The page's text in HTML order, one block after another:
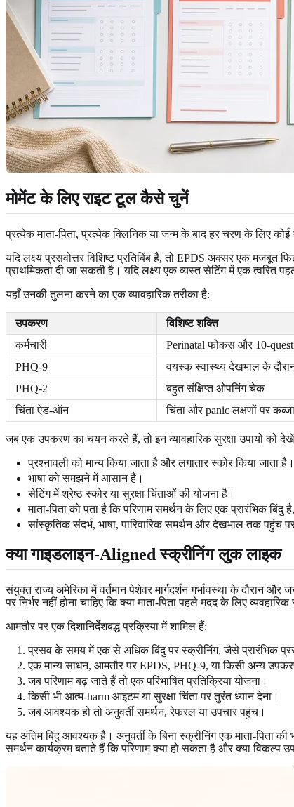
मोमेंट के लिए राइट टूल कैसे चुनें
प्रत्येक माता-पिता, प्रत्येक क्लिनिक या जन्म के बाद हर चरण के लिए
यदि लक्ष्य प्रसवोत्तर विशिष्ट प्रतिबिंब है, तो EPDS अक्सर एक मजबूत
प्राथमिकता दी जा सकती है। यदि लक्ष्य एक व्यस्त सेटिंग में एक
यहाँ उनकी तुलना करने का एक व्यावहारिक तरीका है:
उपकरण विशिष्ट शक्ति
कर्मचारी
Perinatal फोकस और 10-
PHQ-9
वयस्क स्वास्थ्य देखभाल के
PHQ-2
बहुत संक्षिप्त ओपनिंग चेक
चिंता ऐड-ऑन
चिंता और panic लक्षणों पर कब्जा
जब एक उपकरण का चयन करते हैं, तो इन व्यावहारिक सुरक्षा उपायों को
प्रश्नावली को मान्य किया जाता है और लगातार स्कोर किया जाता है।
भाषा को समझने में आसान है।
सेटिंग में श्रेष्ठ स्कोर या सुरक्षा चिंताओं की योजना है।
माता-पिता को पता है कि परिणाम समर्थन के लिए एक प्रारंभिक बिंदु
सांस्कृतिक संदर्भ, भाषा, पारिवारिक समर्थन और देखभाल तक पहुंच पर
क्या गाइडलाइन-Aligned स्क्रीनिंग लुक लाइक
संयुक्त राज्य अमेरिका में वर्तमान पेशेवर मार्गदर्शन गर्भावस्था के दौरान
पर निर्भर नहीं होना चाहिए कि क्या माता-पिता पहले मदद के लिए
आमतौर पर एक दिशानिर्देशबद्ध प्रक्रिया में शामिल हैं:
प्रसव के समय में एक से अधिक बिंदु पर स्क्रीनिंग, जैसे प्रारंभिक
एक मान्य साधन, आमतौर पर EPDS, PHQ-9, या किसी अन्य
जब परिणाम बढ़ जाते हैं तो एक परिभाषित प्रतिक्रिया योजना।
किसी भी आत्म-harm आइटम या सुरक्षा चिंता पर तुरंत ध्यान देना।
जब आवश्यक हो तो अनुवर्ती समर्थन, रेफरल या उपचार पहुंच।
यह अंतिम बिंदु आवश्यक है। अनुवर्ती के बिना स्क्रीनिंग एक माता-पिता
समर्थन कार्यक्रम बताते हैं कि परिणाम क्या हो सकता है और क्या विकल्प